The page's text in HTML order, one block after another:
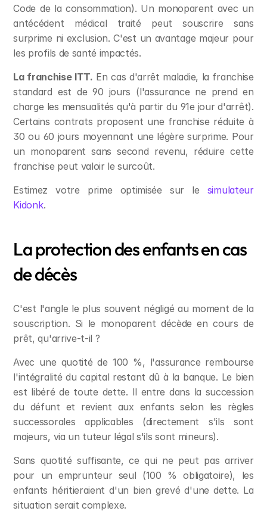
Code de la consommation). Un monoparent avec un
antécédent médical traité peut souscrire sans
surprime ni exclusion. C'est un avantage majeur pour
les profils de santé impactés.
La franchise ITT. En cas d'arrêt maladie, la franchise
standard est de 90 jours (l'assurance ne prend en
charge les mensualités qu'à partir du 91e jour d'arrêt).
Certains contrats proposent une franchise réduite à
30 ou 60 jours moyennant une légère surprime. Pour
un monoparent sans second revenu, réduire cette
franchise peut valoir le surcoût.
Estimez votre prime optimisée sur le simulateur
Kidonk.
La protection des enfants en cas
de décès
C'est l'angle le plus souvent négligé au moment de la
souscription. Si le monoparent décède en cours de
prêt, qu'arrive-t-il ?
Avec une quotité de 100 %, l'assurance rembourse
l'intégralité du capital restant dû à la banque. Le bien
est libéré de toute dette. Il entre dans la succession
du défunt et revient aux enfants selon les règles
successorales applicables (directement s'ils sont
majeurs, via un tuteur légal s'ils sont mineurs).
Sans quotité suffisante, ce qui ne peut pas arriver
pour un emprunteur seul (100 % obligatoire), les
enfants héritieraient d'un bien grevé d'une dette. La
situation serait complexe.